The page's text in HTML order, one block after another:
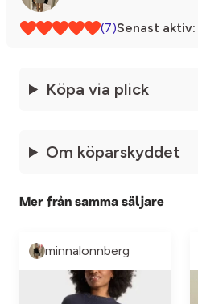
(7)Senast aktiv:
Köpa via plick
Om köparskyddet
Mer från samma säljare
minnalonnberg